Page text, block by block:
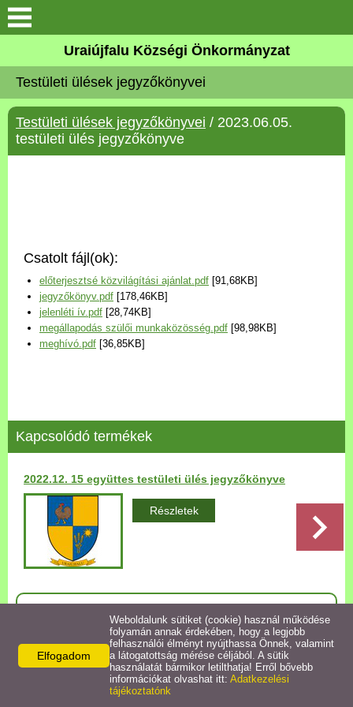
Köszöntő
Elérhetőségek
Uraiújfalu
Választási információk
Versenyképes Járások
Program
Hírek
Önkormányzati konyha
Egyéb intézmények
Egyéb szolgáltatások
Egészségügyi ellátás
Uraiújfalu Sportegyesület
Uraiújfalu Községi Önkormányzat
Testületi ülések jegyzőkönyvei
Testületi ülések jegyzőkönyvei / 2023.06.05.
testületi ülés jegyzőkönyve
Csatolt fájl(ok):
előterjesztsé közvilágítási ajánlat.pdf [91,68KB]
jegyzőkönyv.pdf [178,46KB]
jelenléti ív.pdf [28,74KB]
megállapodás szülői munkaközösség.pdf [98,98KB]
meghívó.pdf [36,85KB]
Kapcsolódó termékek
2022.12. 15 együttes testületi ülés jegyzőkönyve
Részletek
Elfogadom
Weboldalunk sütiket (cookie) használ működése
folyamán annak érdekében, hogy a legjobb
felhasználói élményt nyújthassa Önnek, valamint
a látogatottság mérése céljából. A sütik
használatát bármikor letilthatja! Erről bővebb
információkat olvashat itt: Adatkezelési
tájékoztatónk